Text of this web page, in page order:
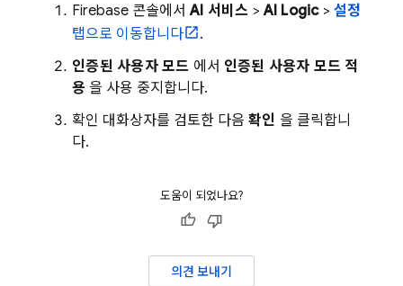
Firebase 콘솔에서AI 서비스 >AI Logic> 설정
탭으로 이동합니다
.
인증된 사용자 모드 에서 인증된 사용자 모드 적
용 을 사용 중지합니다.
확인 대화상자를 검토한 다음 확인 을 클릭합니
다.
도움이 되었나요?
의견 보내기